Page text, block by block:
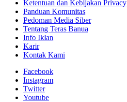
Ketentuan dan Kebijakan Privacy
Panduan Komunitas
Pedoman Media Siber
Tentang Teras Banua
Info Iklan
Karir
Kontak Kami
Facebook
Instagram
Twitter
Youtube